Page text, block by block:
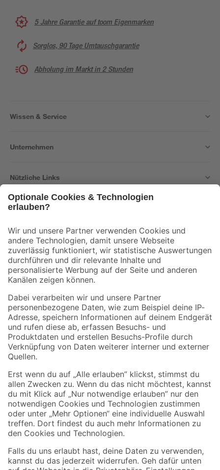
5 Jahre Garantie auf toom Eigenmarken
Sorglos, 90 Tage Umtauschgarantie
Abholung im Markt in 2 Stunden
Wissen & Service
Unternehmen
Nützliche Links
Der toom Newsletter: Keine Angebote und Aktionen mehr verpassen!
Zur Newsletter Anmeldung
Folge uns
Zahlungsarten Versandarten
Sicher einkaufen
Jetzt die toom-App herunterladen
Alle Preisangaben in EUR inkl. gesetzl. MwSt.. Die dargestellten Angebote sind unter